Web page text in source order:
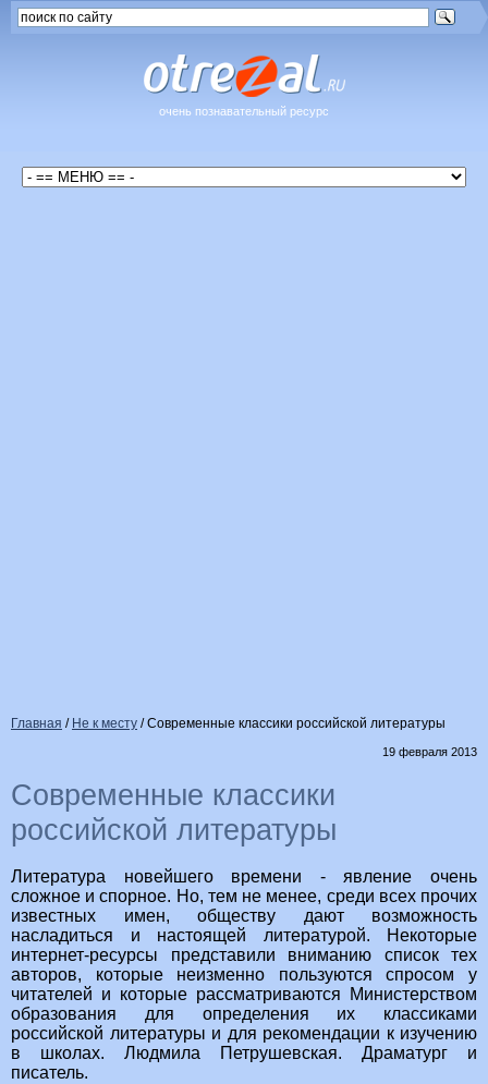
очень познавательный ресурс
Главная / Не к месту /Современные классики российской литературы
19 февраля 2013
Современные классики
российской литературы
Литература новейшего времени - явление очень
сложное и спорное. Но, тем не менее, среди всех прочих
известных имен, обществу дают возможность
насладиться и настоящей литературой. Некоторые
интернет-ресурсы представили вниманию список тех
авторов, которые неизменно пользуются спросом у
читателей и которые рассматриваются Министерством
образования для определения их классиками
российской литературы и для рекомендации к изучению
в школах. Людмила Петрушевская. Драматург и
писатель.